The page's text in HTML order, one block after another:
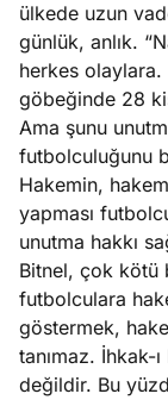
ülkede uzun
günlük, anlık.
herkes olaylara.
göbeğinde 28
Ama şunu
futbolculuğunu
Hakemin,
yapması
unutma hakkı
Bitnel, çok kötü
futbolculara
göstermek,
tanımaz. İhkak-
değildir. Bu